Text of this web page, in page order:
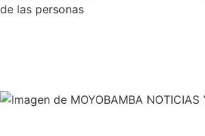
de las personas